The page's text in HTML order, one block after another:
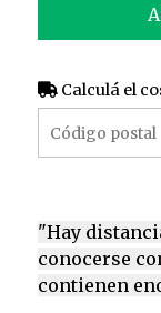
Calculá el
"Hay
conocerse
contienen